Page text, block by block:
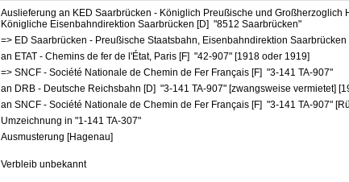
Auslieferung an KED Saarbrücken - Königlich Preußische und Großherzoglich
Königliche Eisenbahndirektion Saarbrücken [D] "8512 Saarbrücken"
=> ED Saarbrücken - Preußische Staatsbahn, Eisenbahndirektion
an ETAT - Chemins de fer de l'État, Paris [F] "42-907" [1918 oder 1919]
=> SNCF - Société Nationale de Chemin de Fer Français [F] "3-141 TA-907"
an DRB - Deutsche Reichsbahn [D] "3-141 TA-907" [zwangsweise vermietet]
an SNCF - Société Nationale de Chemin de Fer Français [F] "3-141 TA-907"
Umzeichnung in "1-141 TA-307"
Ausmusterung [Hagenau]
Verbleib unbekannt